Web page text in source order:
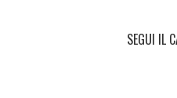
SEGUI IL